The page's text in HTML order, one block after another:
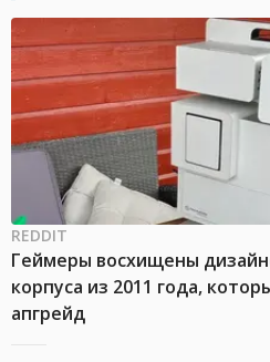
REDDIT
Геймеры восхищены
корпуса из 2011 года,
апгрейд